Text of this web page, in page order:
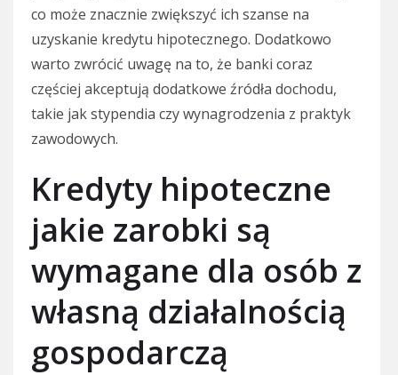
co może znacznie zwiększyć ich szanse na
uzyskanie kredytu hipotecznego. Dodatkowo
warto zwrócić uwagę na to, że banki coraz
częściej akceptują dodatkowe źródła dochodu,
takie jak stypendia czy wynagrodzenia z praktyk
zawodowych.
Kredyty hipoteczne
jakie zarobki są
wymagane dla osób z
własną działalnością
gospodarczą